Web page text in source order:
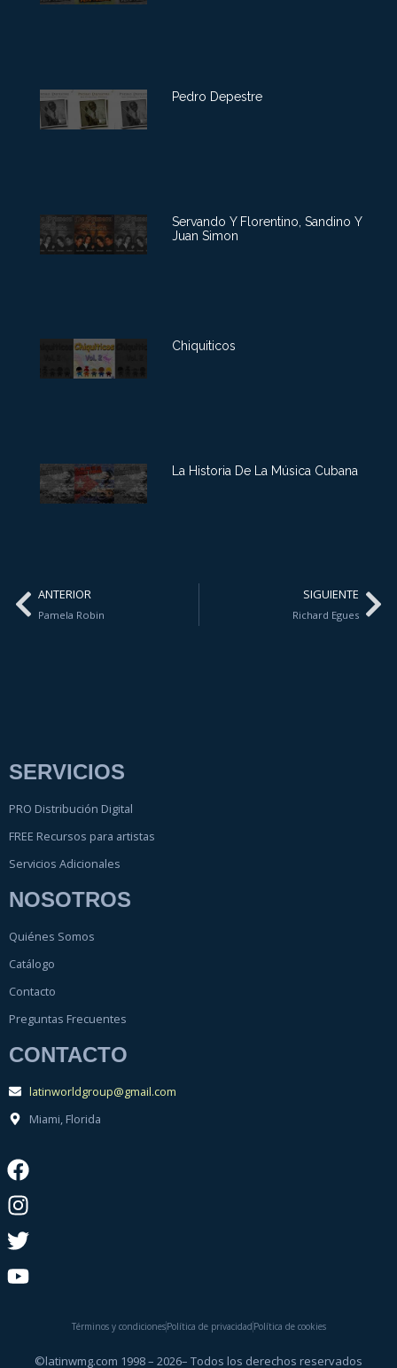
Pedro Depestre
Servando Y Florentino, Sandino Y
Juan Simon
Chiquiticos
La Historia De La Música Cubana
ANTERIOR
Pamela Robin
SIGUIENTE
Richard Egues
SERVICIOS
PRO Distribución Digital
FREE Recursos para artistas
Servicios Adicionales
NOSOTROS
Quiénes Somos
Catálogo
Contacto
Preguntas Frecuentes
CONTACTO
latinworldgroup@gmail.com
Miami, Florida
©latinwmg.com 1998 – 2026– Todos los derechos reservados
Términos y condicionesPolítica de privacidad Política de cookies